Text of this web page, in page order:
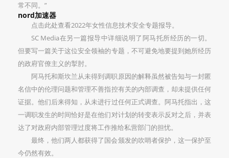
常不同。”
nord加速器
点击此处查看2022年女性信息技术安全专题报导。
SC Media在另一篇报导中详细说明了阿马托所经历的一切。
但要写一篇关于这位安全领袖的专题，不可避免地要提到她所经历
的政府官僚主义的掣肘。
阿马托和斯坎兰从未得到调职原因的解释虽然被告知与一封匿
名信中的伦理问题和管理不善指控有关的内部调查，却未提供任何
证据。他们后来得知，从未进行过任何正式调查。阿马托指出，这
一调职发生的时间恰好是在他们对计划的转变表示反对之后，并表
达了对政府内部管理过度将工作推给私营部门的担忧。
最终，他们两人都获得了国会颁发的吹哨者保护，这一保护至
今仍然有效。